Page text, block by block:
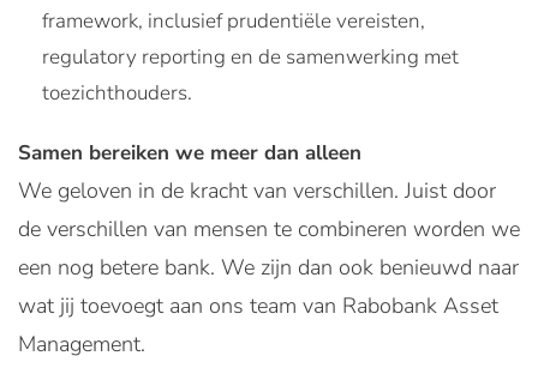
framework, inclusief prudentiële vereisten,
regulatory reporting en de samenwerking met
toezichthouders.
Samen bereiken we meer dan alleen
We geloven in de kracht van verschillen. Juist door
de verschillen van mensen te combineren worden we
een nog betere bank. We zijn dan ook benieuwd naar
wat jij toevoegt aan ons team van Rabobank Asset
Management.